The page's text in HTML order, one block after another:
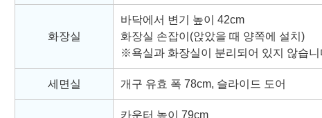
화장실
바닥에서 변기 높이 42cm
화장실 손잡이(앉았을 때 양쪽에 설치)
※욕실과 화장실이 분리되어 있지 않습니
세면실 개구 유효 폭 78cm, 슬라이드 도어
카운터 높이 79cm